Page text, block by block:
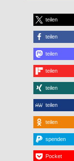
teilen
teilen
teilen
teilen
teilen
teilen
teilen
spenden
Pocket